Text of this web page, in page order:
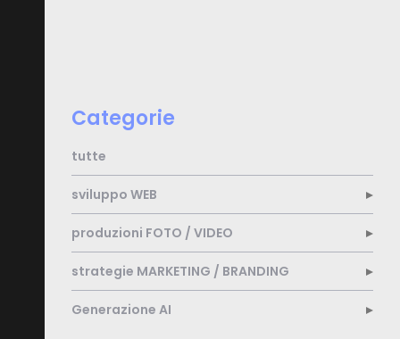
Categorie
tutte
sviluppo WEB
produzioni FOTO / VIDEO
strategie MARKETING / BRANDING
Generazione AI